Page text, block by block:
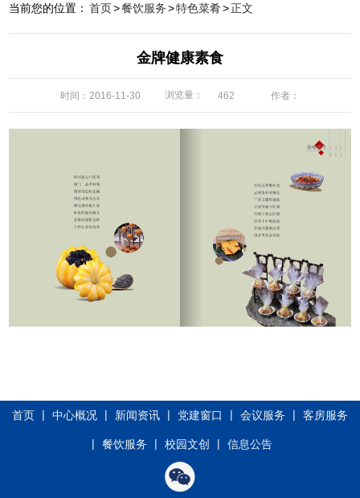
当前您的位置： 首页>餐饮服务 >特色菜肴>正文
金牌健康素食
时间：2016-11-30 浏览量： 462 作者：
首页 | 中心概况 | 新闻资讯 | 党建窗口 | 会议服务 | 客房服务
| 餐饮服务 | 校园文创 | 信息公告